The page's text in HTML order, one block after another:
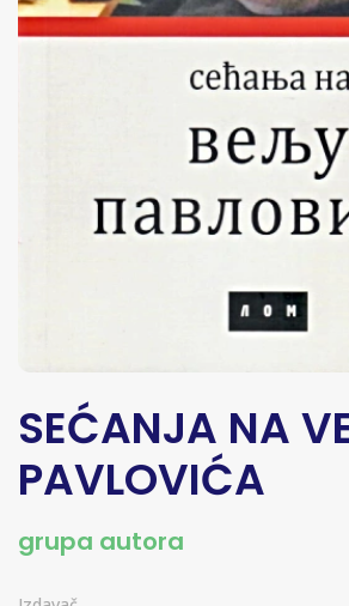
SEĆANJA NA
PAVLOVIĆA
grupa autora